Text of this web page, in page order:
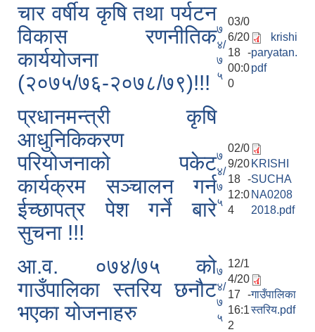
चार वर्षीय कृषि तथा पर्यटन
विकास रणनीतिक
कार्ययोजना
(२०७५/७६-२०७८/७९)!!!
७
४/
७
५
03/0
6/20
18 -
00:0
0
krishi
paryatan.
pdf
प्रधानमन्त्री कृषि
आधुनिकिकरण
परियोजनाको पकेट
कार्यक्रम सञ्चालन गर्न
ईच्छापत्र पेश गर्ने बारे
सुचना !!!
७
४/
७
५
02/0
9/20
18 -
12:0
4
KRISHI
SUCHA
NA0208
2018.pdf
आ.व. ०७४/७५ को
गाउँपालिका स्तरिय छनौट
भएका योजनाहरु
७
४/
७
५
12/1
4/20
17 -
16:1
2
गाउँपालिका
स्तरिय.pdf